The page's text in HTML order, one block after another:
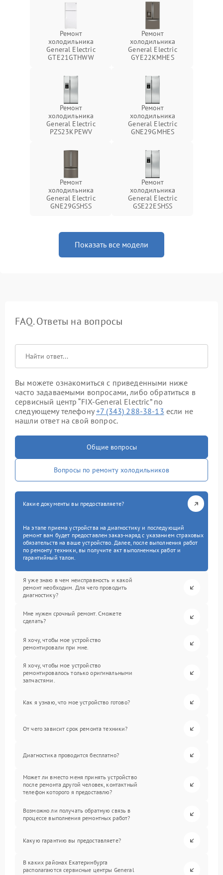
Ремонт
холодильника
General Electric
GTE21GTHWW
Ремонт
холодильника
General Electric
GYE22KMHES
Ремонт
холодильника
General Electric
PZS23KPEWV
Ремонт
холодильника
General Electric
GNE29GMHES
Ремонт
холодильника
General Electric
GNE29GSHSS
Ремонт
холодильника
General Electric
GSE22ESHSS
Показать все модели
FAQ. Ответы на вопросы
Вы можете ознакомиться с приведенными ниже
часто задаваемыми вопросами, либо обратиться в
сервисный центр “FIX-General Electric” по
следующему телефону+7 (343) 288-38-13 если не
нашли ответ на свой вопрос.
Общие вопросы
Вопросы по ремонту холодильников
Какие документы вы предоставляете?
На этапе приема устройства на диагностику и последующий
ремонт вам будет предоставлен заказ-наряд с указанием страховых
обязательств на ваше устройство. Далее, после выполнения работ
по ремонту техники, вы получите акт выполненных работ и
гарантийный талон.
Я уже знаю в чем неисправность и какой
ремонт необходим. Для чего проводить
диагностику?
Мне нужен срочный ремонт. Сможете
сделать?
Я хочу, чтобы мое устройство
ремонтировали при мне.
Я хочу, чтобы мое устройство
ремонтировалось только оригинальными
запчастями.
Как я узнаю, что мое устройство готово?
От чего зависит срок ремонта техники?
Диагностика проводится бесплатно?
Может ли вместо меня принять устройство
после ремонта другой человек, контактный
телефон которого я предоставлю?
Возможно ли получать обратную связь в
процессе выполнения ремонтных работ?
Какую гарантию вы предоставляете?
В каких районах Екатеринбурга
располагаются сервисные центры General